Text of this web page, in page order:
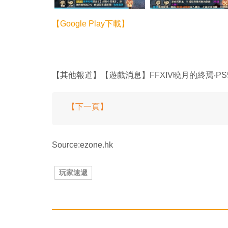
【Google Play下載】
【其他報道】【遊戲消息】FFXIV曉月的終焉
【下一頁】
Source:ezone.hk
玩家速遞